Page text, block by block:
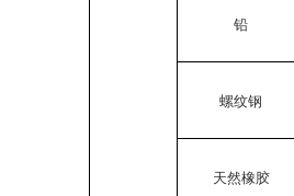
铅
螺纹钢
天然橡胶